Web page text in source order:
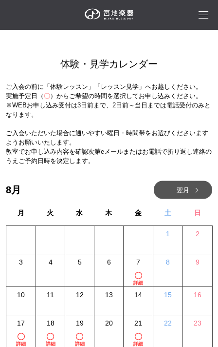
体験・見学カレンダー
ご入会の前に「体験レッスン」「レッスン見学」へお越しください。
実施予定日（ 〇）からご希望の時間を選択してお申し込みください。
※WEBお申し込み受付は3日前まで、2日前～当日までは電話受付のみと
なります。
ご入会いただいた場合に通いやすい曜日・時間帯をお選びくださいます
ようお願いいたします。
教室でお申し込み内容を確認次第eメールまたはお電話で折り返し連絡の
うえご予約日時を決定します。
8月 翌月
月 火 水 木 金 土 日
1 2
3 4 5 6 7
詳細
8 9
10 11 12 13 14 15 16
17
詳細
18
詳細
19
詳細
20 21
詳細
22 23